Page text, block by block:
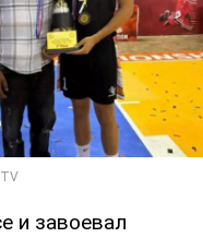
и завоевал